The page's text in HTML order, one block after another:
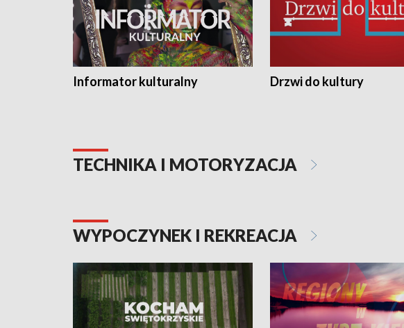
Informator kulturalny Drzwi do kultury
TECHNIKA I MOTORYZACJA
WYPOCZYNEK I REKREACJA